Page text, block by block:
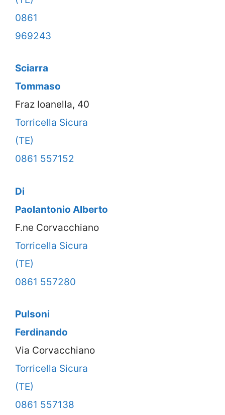
0861
969243
Sciarra
Tommaso
Fraz Ioanella, 40
Torricella Sicura
(TE)
0861 557152
Di
Paolantonio Alberto
F.ne Corvacchiano
Torricella Sicura
(TE)
0861 557280
Pulsoni
Ferdinando
Via Corvacchiano
Torricella Sicura
(TE)
0861 557138